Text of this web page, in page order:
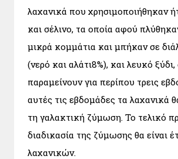
λαχανικά που χρησιμοποιήθηκαν
και σέλινο, τα οποία αφού
μικρά κομμάτια και μπήκαν σε
(νερό και αλάτι8%), και λευκό
παραμείνουν για περίπου τρεις
αυτές τις εβδομάδες τα λαχανικά
τη γαλακτική ζύμωση. Το τελικό
διαδικασία της ζύμωσης θα είναι
λαχανικών.